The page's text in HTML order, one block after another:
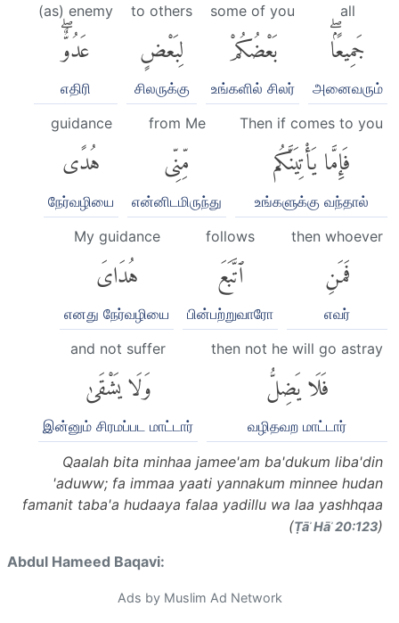
all
جَمِيعًۢاۖ
அனைவரும்
some of you
بَعْضُكُمْ
உங்களில் சிலர்
to others
لِبَعْضٍ
சிலருக்கு
(as) enemy
عَدُوٌّۖ
எதிரி
Then if comes to you
فَإِمَّا يَأْتِيَنَّكُم
உங்களுக்கு வந்தால்
from Me
مِّنِّى
என்னிடமிருந்து
guidance
هُدًى
நேர்வழியை
then whoever
فَمَنِ
எவர்
follows
ٱتَّبَعَ
பின்பற்றுவாரோ
My guidance
هُدَاىَ
எனது நேர்வழியை
then not he will go astray
فَلَا يَضِلُّ
வழிதவற மாட்டார்
and not suffer
وَلَا يَشْقَىٰ
இன்னும் சிரமப்பட மாட்டார்
Qaalah bita minhaa jamee'am ba'dukum liba'din
'aduww; fa immaa yaati yannakum minnee hudan
famanit taba'a hudaaya falaa yadillu wa laa yashhqaa
(Ṭāʾ Hāʾ 20:123)
Abdul Hameed Baqavi:
Ads by Muslim Ad Network